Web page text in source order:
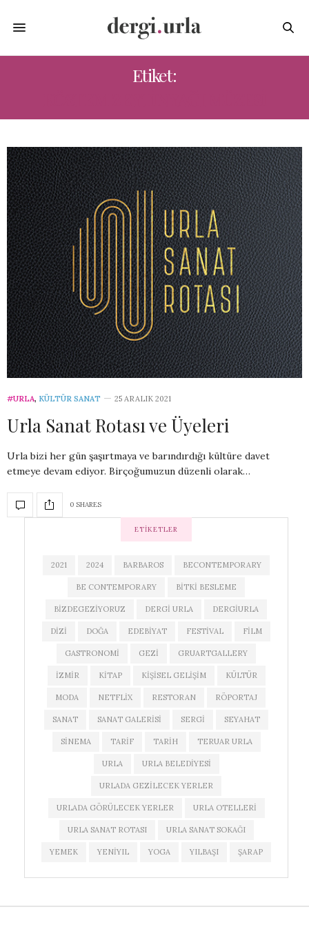
Etiket:
#URLA, KÜLTÜR SANAT 25 ARALIK 2021
Urla Sanat Rotası ve Üyeleri
Urla bizi her gün şaşırtmaya ve barındırdığı kültüre davet
etmeye devam ediyor. Birçoğumuzun düzenli olarak…
0 SHARES
ETIKETLER
2021 2024 BARBAROS BECONTEMPORARY
BE CONTEMPORARY BITKI BESLEME
BIZDEGEZIYORUZ DERGI URLA DERGIURLA
DIZI DOĞA EDEBIYAT FESTIVAL FILM
GASTRONOMI GEZI GRUARTGALLERY
IZMIR KITAP KIŞISEL GELIŞIM KÜLTÜR
MODA NETFLIX RESTORAN RÖPORTAJ
SANAT SANAT GALERISI SERGI SEYAHAT
SINEMA TARIF TARIH TERUAR URLA
URLA URLA BELEDIYESI
URLADA GEZILECEK YERLER
URLADA GÖRÜLECEK YERLER URLA OTELLERI
URLA SANAT ROTASI URLA SANAT SOKAĞI
YEMEK YENIYIL YOGA YILBAŞI ŞARAP